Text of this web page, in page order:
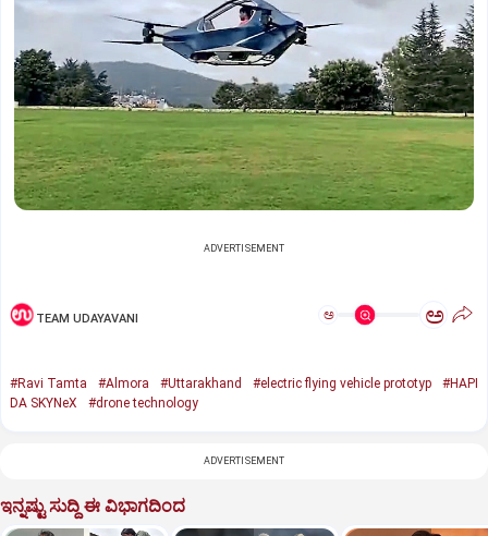
ADVERTISEMENT
TEAM UDAYAVANI ಅ ಅ
#Ravi Tamta #Almora #Uttarakhand #electric flying vehicle prototyp
#HAPI
DA SKYNeX
#drone technology
ADVERTISEMENT
ಇನ್ನಷ್ಟು ಸುದ್ದಿ ಈ ವಿಭಾಗದಿಂದ